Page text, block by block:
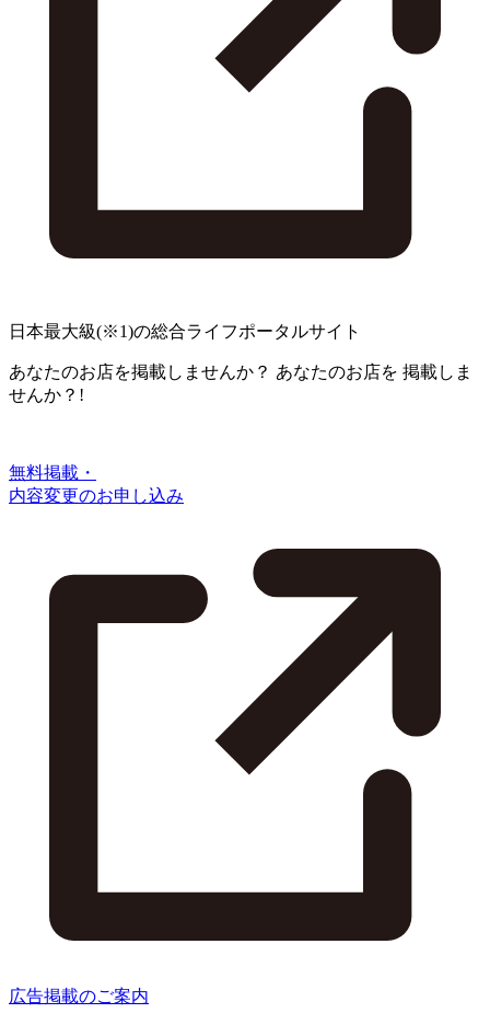
日本最大級(※1)の総合ライフポータルサイト
あなたのお店を掲載しませんか？ あなたのお店を 掲載しま
せんか？!
無料掲載・
内容変更のお申し込み
広告掲載のご案内